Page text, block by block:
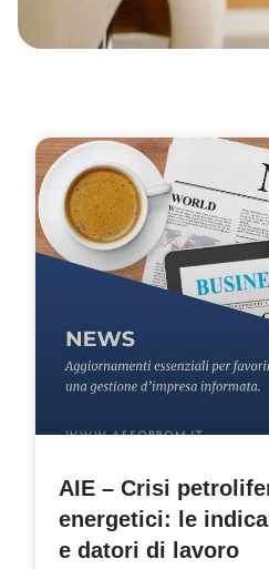
AIE – Crisi
energetici: le
e datori di lavoro